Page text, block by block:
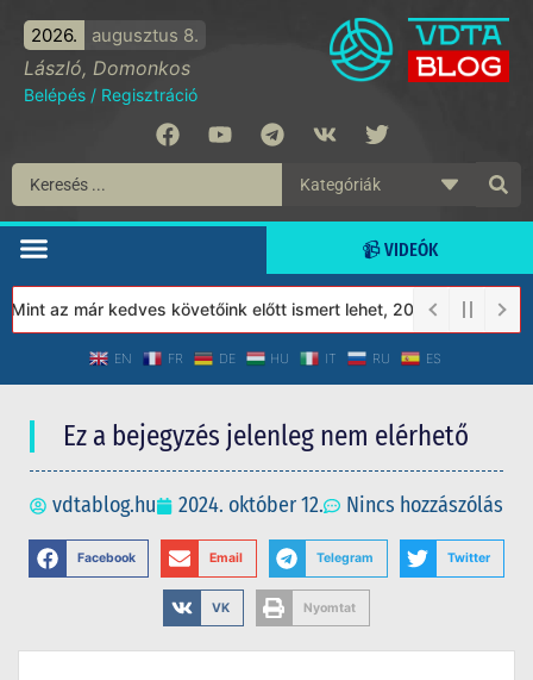
2026. augusztus 8.
László, Domonkos
Belépés / Regisztráció
📹 VIDEÓK
az már kedves követőink előtt ismert lehet, 2023-tól a Védett
EN FR DE HU IT RU ES
Ez a bejegyzés jelenleg nem elérhető
vdtablog.hu 2024. október 12. Nincs hozzászólás
Facebook Email Telegram Twitter
VK Nyomtat